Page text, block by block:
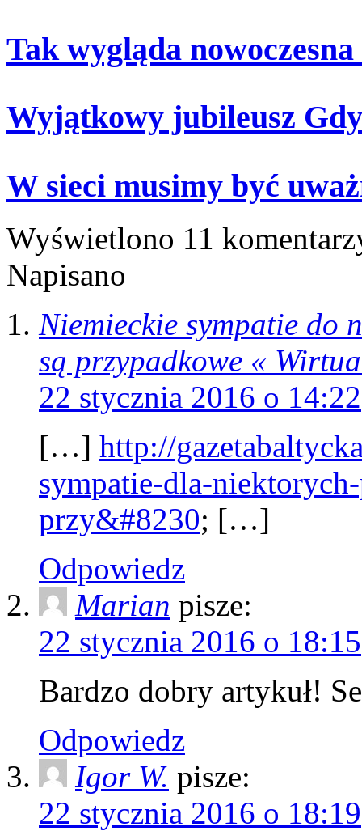
Tak wygląda
Wyjątkowy jubileusz
W sieci musimy być
Wyświetlono 11
Napisano
Niemieckie sympatie do
są przypadkowe «
22 stycznia 2016 o 14:22
[…] http://
sympatie-dla-
przy&#8230; […]
Odpowiedz
Marian pisze:
22 stycznia 2016 o 18:15
Bardzo dobry artykuł!
Odpowiedz
Igor W. pisze:
22 stycznia 2016 o 18:19